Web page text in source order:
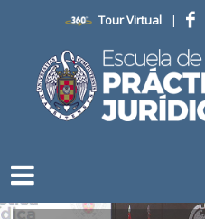
Tour Virtual |